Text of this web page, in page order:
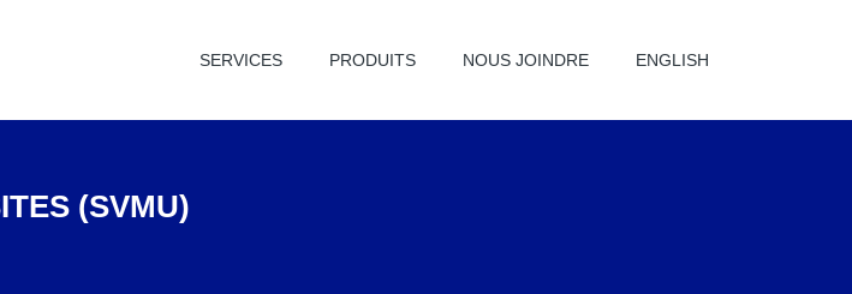
SERVICES PRODUITS NOUS JOINDRE ENGLISH
(SVMU)